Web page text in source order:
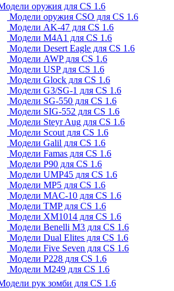
оружия для CS 1.6
Модели оружия CSO для CS 1.6
Модели AK-47 для CS 1.6
Модели M4A1 для CS 1.6
Модели Desert Eagle для CS 1.6
Модели AWP для CS 1.6
Модели USP для CS 1.6
Модели Glock для CS 1.6
Модели G3/SG-1 для CS 1.6
Модели SG-550 для CS 1.6
Модели SIG-552 для CS 1.6
Модели Steyr Aug для CS 1.6
Модели Scout для CS 1.6
Модели Galil для CS 1.6
Модели Famas для CS 1.6
Модели P90 для CS 1.6
Модели UMP45 для CS 1.6
Модели MP5 для CS 1.6
Модели MAC-10 для CS 1.6
Модели TMP для CS 1.6
Модели XM1014 для CS 1.6
Модели Benelli M3 для CS 1.6
Модели Dual Elites для CS 1.6
Модели Five Seven для CS 1.6
Модели P228 для CS 1.6
Модели M249 для CS 1.6
рук зомби для CS 1.6